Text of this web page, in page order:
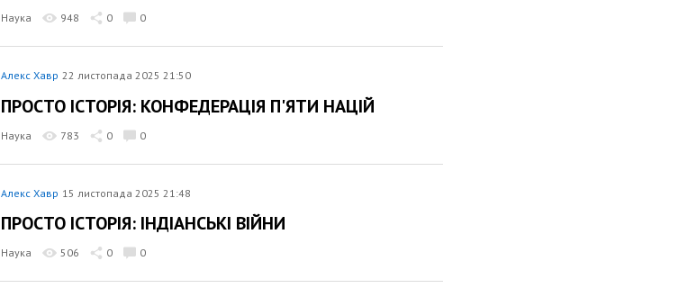
Наука 948 0 0
Алекс Хавр 22 листопада 2025 21:50
ПРОСТО ІСТОРІЯ: КОНФЕДЕРАЦІЯ П'ЯТИ НАЦІЙ
Наука 783 0 0
Алекс Хавр 15 листопада 2025 21:48
ПРОСТО ІСТОРІЯ: ІНДІАНСЬКІ ВІЙНИ
Наука 506 0 0